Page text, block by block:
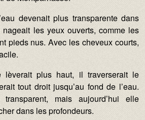
devenait plus transparente dans
les yeux ouverts, comme les
pieds nus. Avec les cheveux courts,
plus haut, il traverserait le
tout droit jusqu’au fond de l’eau.
mais aujourd’hui elle
dans les profondeurs.